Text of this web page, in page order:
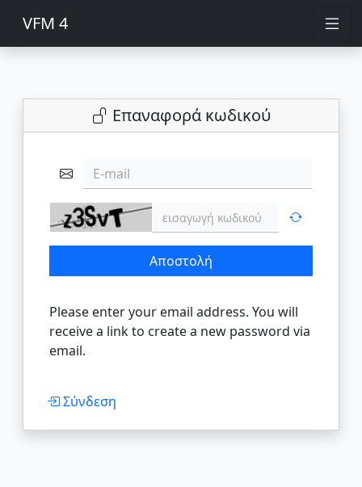
VFM 4
Επαναφορά κωδικού
E-mail
Αποστολή
Please enter your email address. You will
receive a link to create a new password via
email.
Σύνδεση